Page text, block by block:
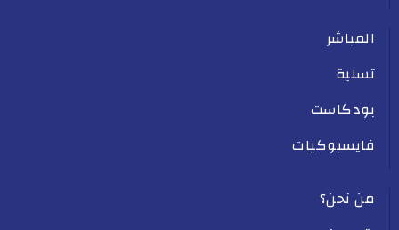
المباشر
تسلية
بودكاست
فايسبوكيات
من نحن؟